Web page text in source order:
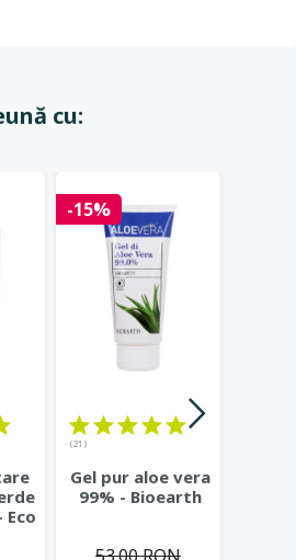
cu:
Eco
-15%
(21)
Gel pur aloe vera
99% - Bioearth